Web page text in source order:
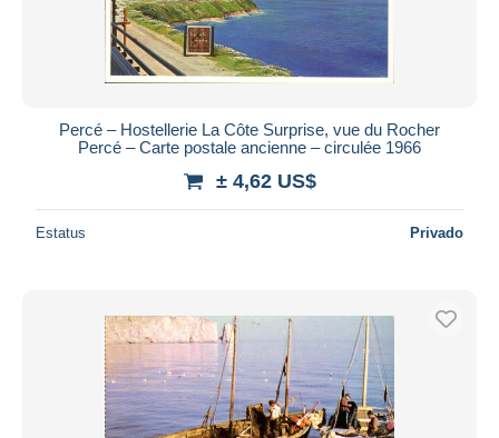
Percé – Hostellerie La Côte Surprise, vue du Rocher
Percé – Carte postale ancienne – circulée 1966
± 4,62 US$
Estatus Privado